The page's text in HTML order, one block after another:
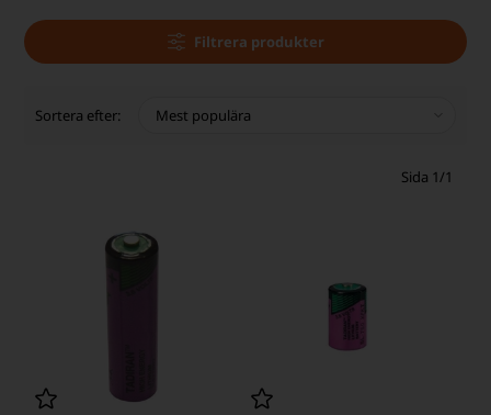
Tel. är stängd vecka 27–32Filtrera produkter
Sortera efter:
Sida 1/1